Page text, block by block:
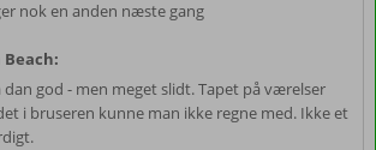
nok en anden næste gang
Beach:
god - men meget slidt. Tapet på værelser
i bruseren kunne man ikke regne med. Ikke et